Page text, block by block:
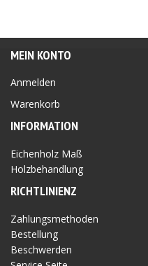
MEIN KONTO
Anmelden
Warenkorb
INFORMATION
Eichenholz Maß
Holzbehandlung
RICHTLINIENZ
Zahlungsmethoden
Bestellung
Beschwerden